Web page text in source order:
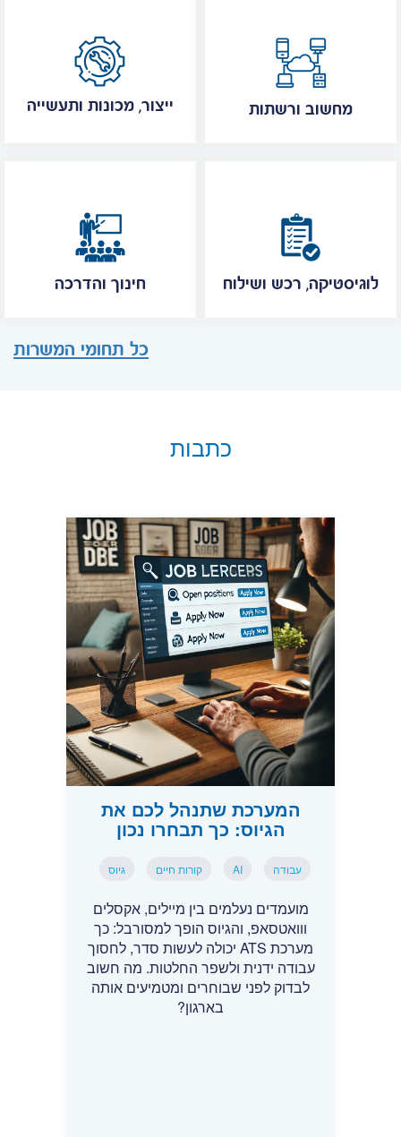
ייצור, מכונות ותעשייה מחשוב ורשתות
חינוך והדרכה לוגיסטיקה, רכש ושילוח
כל תחומי המשרות
כתבות
המערכת שתנהל לכם את
הגיוס: כך תבחרו נכון
עבודה AI קורות חיים גיוס
מועמדים נעלמים בין מיילים, אקסלים
ווואטסאפ, והגיוס הופך למסורבל: כך
מערכת ATS יכולה לעשות סדר, לחסוך
עבודה ידנית ולשפר החלטות. מה חשוב
לבדוק לפני שבוחרים ומטמיעים אותה
בארגון?